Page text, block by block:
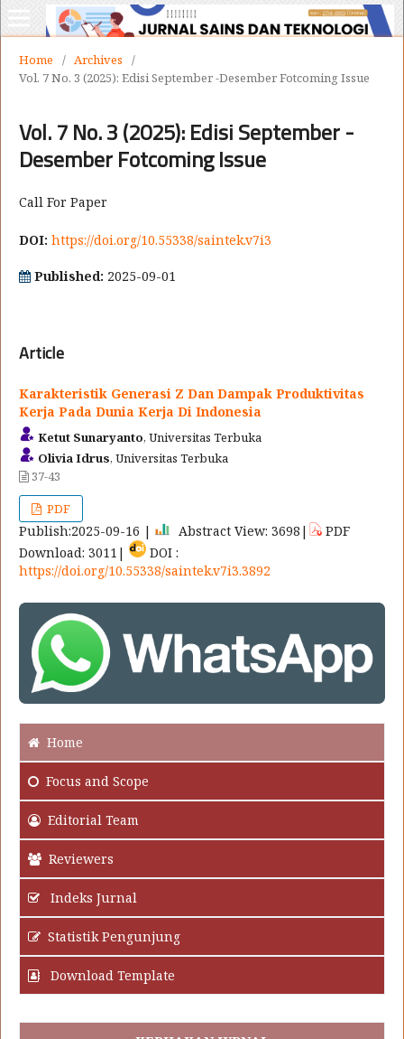
Home / Archives
/
Vol. 7 No. 3 (2025): Edisi September -Desember Fotcoming Issue
Vol. 7 No. 3 (2025): Edisi September -
Desember Fotcoming Issue
Call For Paper
DOI: https://doi.org/10.55338/saintek.v7i3
Published: 2025-09-01
Article
Karakteristik Generasi Z Dan Dampak Produktivitas
Kerja Pada Dunia Kerja Di Indonesia
Ketut Sunaryanto, Universitas Terbuka
Olivia Idrus, Universitas Terbuka
37-43
PDF
Publish:2025-09-16 | Abstract View: 3698|
PDF
Download: 3011|
DOI :
https://doi.org/10.55338/saintek.v7i3.3892
Home
Focus and Scope
Editorial Team
Reviewers
Indeks Jurnal
Statistik Pengunjung
Download Template